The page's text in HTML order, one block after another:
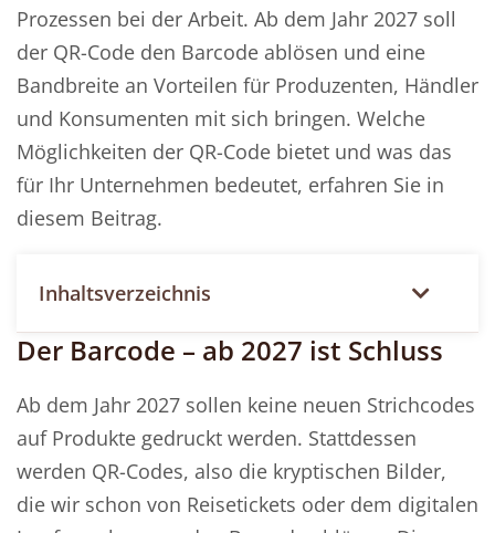
Prozessen bei der Arbeit. Ab dem Jahr 2027 soll
der QR-Code den Barcode ablösen und eine
Bandbreite an Vorteilen für Produzenten, Händler
und Konsumenten mit sich bringen. Welche
Möglichkeiten der QR-Code bietet und was das
für Ihr Unternehmen bedeutet, erfahren Sie in
diesem Beitrag.
Inhaltsverzeichnis
Der Barcode – ab 2027 ist Schluss
Ab dem Jahr 2027 sollen keine neuen Strichcodes
auf Produkte gedruckt werden. Stattdessen
werden QR-Codes, also die kryptischen Bilder,
die wir schon von Reisetickets oder dem digitalen